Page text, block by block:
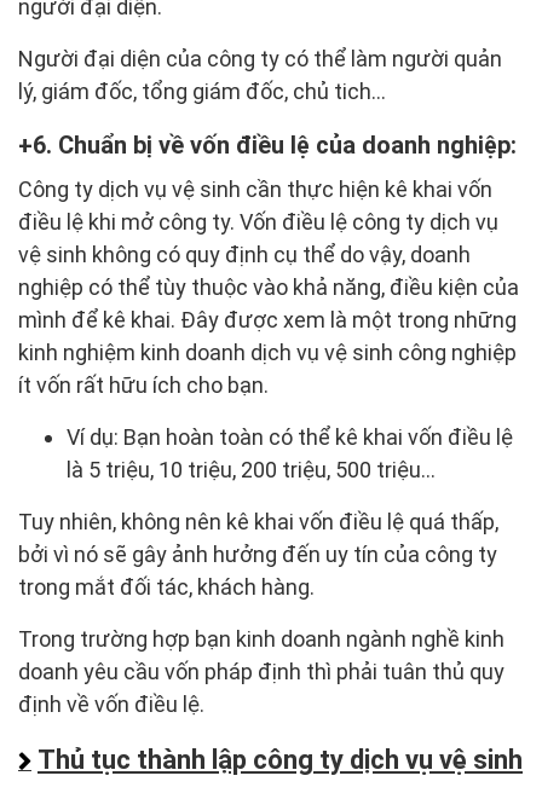
người đại diện.
Người đại diện của công ty có thể làm người quản
lý, giám đốc, tổng giám đốc, chủ tich…
6. Chuẩn bị về vốn điều lệ của doanh nghiệp:
Công ty dịch vụ vệ sinh cần thực hiện kê khai vốn
điều lệ khi mở công ty. Vốn điều lệ công ty dịch vụ
vệ sinh không có quy định cụ thể do vậy, doanh
nghiệp có thể tùy thuộc vào khả năng, điều kiện của
mình để kê khai. Đây được xem là một trong những
kinh nghiệm kinh doanh dịch vụ vệ sinh công nghiệp
ít vốn rất hữu ích cho bạn.
Ví dụ: Bạn hoàn toàn có thể kê khai vốn điều lệ
là 5 triệu, 10 triệu, 200 triệu, 500 triệu…
Tuy nhiên, không nên kê khai vốn điều lệ quá thấp,
bởi vì nó sẽ gây ảnh hưởng đến uy tín của công ty
trong mắt đối tác, khách hàng.
Trong trường hợp bạn kinh doanh ngành nghề kinh
doanh yêu cầu vốn pháp định thì phải tuân thủ quy
định về vốn điều lệ.
Thủ tục thành lập công ty dịch vụ vệ sinh